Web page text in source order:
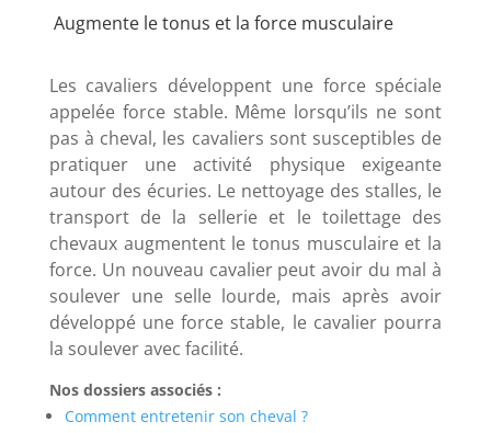
Augmente le tonus et la force musculaire
Les cavaliers développent une force spéciale
appelée force stable. Même lorsqu’ils ne sont
pas à cheval, les cavaliers sont susceptibles de
pratiquer une activité physique exigeante
autour des écuries. Le nettoyage des stalles, le
transport de la sellerie et le toilettage des
chevaux augmentent le tonus musculaire et la
force. Un nouveau cavalier peut avoir du mal à
soulever une selle lourde, mais après avoir
développé une force stable, le cavalier pourra
la soulever avec facilité.
Nos dossiers associés :
Comment entretenir son cheval ?